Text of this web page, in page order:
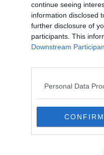
continue seeing
information disclosed
further disclosure of
participants. This
Downstream
Personal Data
CONFIRM
2020
antimafia di Gratteri
europea
ed azioni antimafia
il muro
feriti
del liberismo
ha vinto... Una battaglia